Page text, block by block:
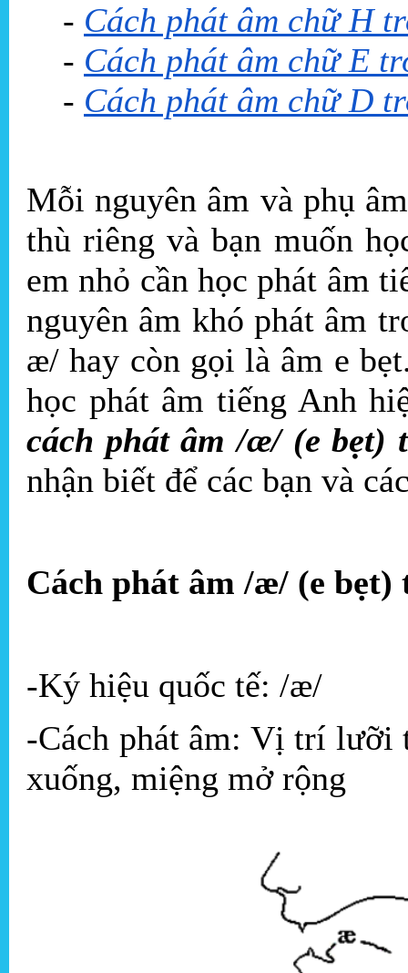
- Cách phát âm chữ H
- Cách phát âm chữ E
- Cách phát âm chữ D
Mỗi nguyên âm và phụ
thù riêng và bạn muốn
em nhỏ cần học phát âm
nguyên âm khó phát âm
æ/ hay còn gọi là âm e
học phát âm tiếng Anh
cách phát âm /æ/ (e bẹt)
nhận biết để các bạn và
Cách phát âm /æ/ (e bẹt)
-Ký hiệu quốc tế: /æ/
-Cách phát âm: Vị trí lưỡi
xuống, miệng mở rộng